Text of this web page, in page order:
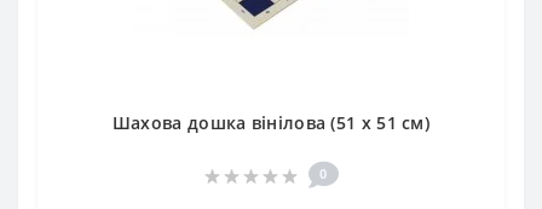
Шахова дошка вінілова (51 х 51 см)
0